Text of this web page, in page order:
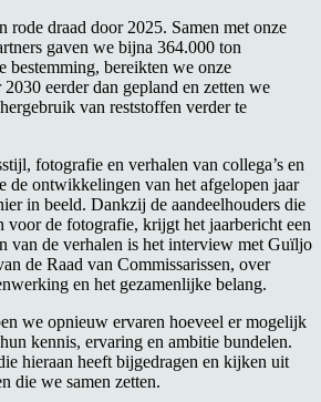
rode draad door 2025. Samen met onze
gaven we bijna 364.000 ton
bestemming, bereikten we onze
eerder dan gepland en zetten we
van reststoffen verder te
fotografie en verhalen van collega’s en
de ontwikkelingen van het afgelopen jaar
in beeld. Dankzij de aandeelhouders die
voor de fotografie, krijgt het jaarbericht een
van de verhalen is het interview met Guïljo
de Raad van Commissarissen, over
en het gezamenlijke belang.
we opnieuw ervaren hoeveel er mogelijk
kennis, ervaring en ambitie bundelen.
hieraan heeft bijgedragen en kijken uit
die we samen zetten.